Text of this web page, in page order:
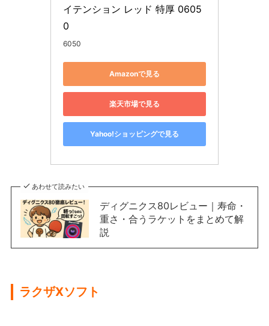
イテンション レッド 特厚 0605
0
6050
Amazonで見る
楽天市場で見る
Yahoo!ショッピングで見る
あわせて読みたい
ディグニクス80レビュー｜寿命・
重さ・合うラケットをまとめて解
説
ラクザXソフト